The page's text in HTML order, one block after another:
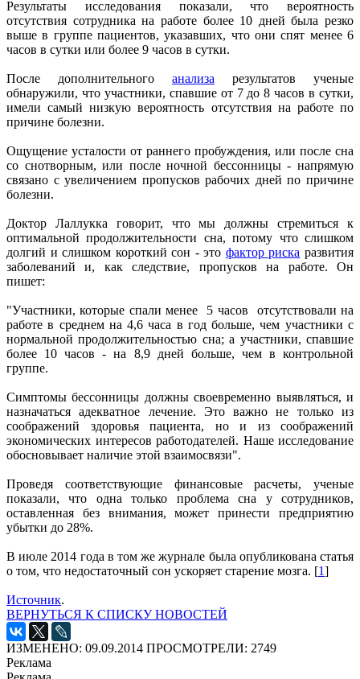
Результаты исследования показали, что вероятность
отсутствия сотрудника на работе более 10 дней была резко
выше в группе пациентов, указавших, что они спят менее 6
часов в сутки или более 9 часов в сутки.
После дополнительного анализа результатов ученые
обнаружили, что участники, спавшие от 7 до 8 часов в сутки,
имели самый низкую вероятность отсутствия на работе по
причине болезни.
Ощущение усталости от раннего пробуждения, или после сна
со снотворным, или после ночной бессонницы - напрямую
связано с увеличением пропусков рабочих дней по причине
болезни.
Доктор Лаллукка говорит, что мы должны стремиться к
оптимальной продолжительности сна, потому что слишком
долгий и слишком короткий сон - это фактор риска развития
заболеваний и, как следствие, пропусков на работе. Он
пишет:
"Участники, которые спали менее 5 часов отсутствовали на
работе в среднем на 4,6 часа в год больше, чем участники с
нормальной продолжительностью сна; а участники, спавшие
более 10 часов - на 8,9 дней больше, чем в контрольной
группе.
Симптомы бессонницы должны своевременно выявляться, и
назначаться адекватное лечение. Это важно не только из
соображений здоровья пациента, но и из соображений
экономических интересов работодателей. Наше исследование
обосновывает наличие этой взаимосвязи".
Проведя соответствующие финансовые расчеты, ученые
показали, что одна только проблема сна у сотрудников,
оставленная без внимания, может принести предприятию
убытки до 28%.
В июле 2014 года в том же журнале была опубликована статья
о том, что недостаточный сон ускоряет старение мозга. [1]
Источник.
ВЕРНУТЬСЯ К СПИСКУ НОВОСТЕЙ
ИЗМЕНЕНО: 09.09.2014 ПРОСМОТРЕЛИ: 2749
Реклама